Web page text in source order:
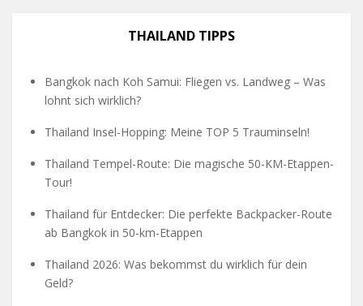
THAILAND TIPPS
Bangkok nach Koh Samui: Fliegen vs. Landweg – Was
lohnt sich wirklich?
Thailand Insel-Hopping: Meine TOP 5 Trauminseln!
Thailand Tempel-Route: Die magische 50-KM-Etappen-
Tour!
Thailand für Entdecker: Die perfekte Backpacker-Route
ab Bangkok in 50-km-Etappen
Thailand 2026: Was bekommst du wirklich für dein
Geld?